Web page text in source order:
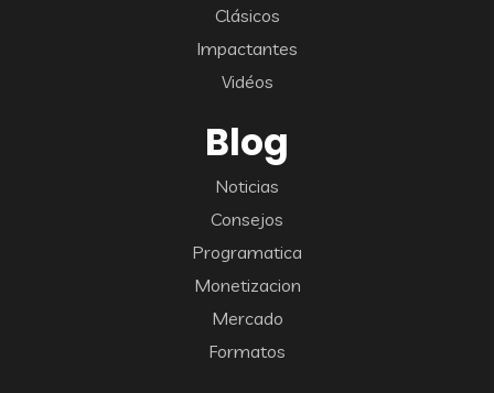
Clásicos
Impactantes
Vidéos
Blog
Noticias
Consejos
Programatica
Monetizacion
Mercado
Formatos